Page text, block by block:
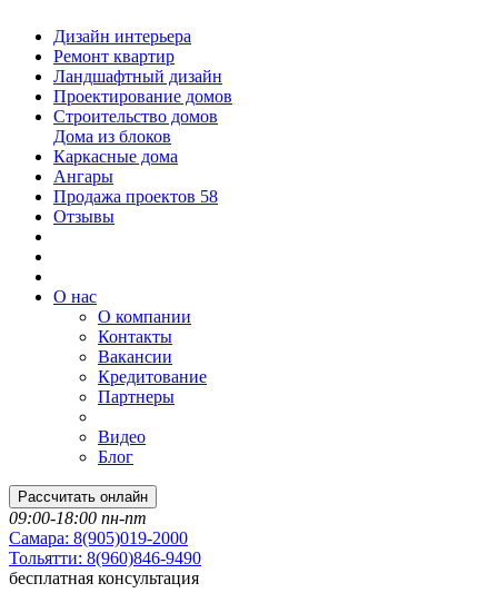
Дизайн интерьера
Ремонт квартир
Ландшафтный дизайн
Проектирование домов
Строительство домов
Дома из блоков
Каркасные дома
Ангары
Продажа проектов 58
Отзывы
О нас
О компании
Контакты
Вакансии
Кредитование
Партнеры
Видео
Блог
Рассчитать онлайн
09:00-18:00 пн-пт
Самара: 8(905)019-2000
Тольятти: 8(960)846-9490
бесплатная консультация